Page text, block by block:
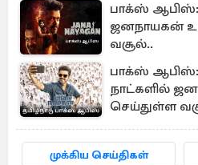
பாக்ஸ் ஆபிஸ்:
ஜனநாயகன்
வசூல்..
பாக்ஸ் ஆபிஸ்:
நாட்களில்
செய்துள்ள
முக்கிய செய்திகள்